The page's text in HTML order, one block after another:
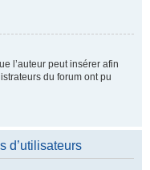
l’auteur peut insérer afin
du forum ont pu
d’utilisateurs